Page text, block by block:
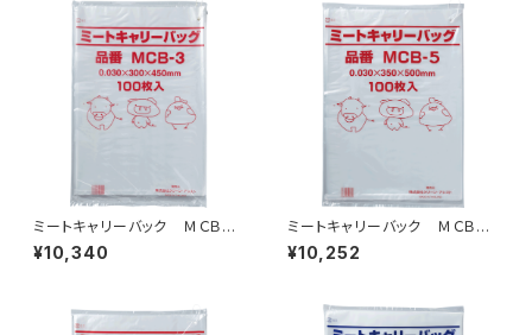
ミートキャリーバック ＭＣＢ－
３ 紐付 2000枚（100枚×20
冊）
¥10,340
ミートキャリーバック ＭＣＢ－
5 紐付 1500枚（100枚×15
冊）
¥10,252